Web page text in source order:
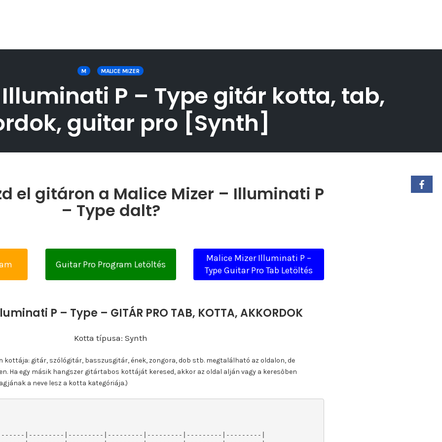
M MALICE MIZER
P – Type gitár kotta, tab,
guitar pro [Synth]
el gitáron a Malice Mizer – Illuminati P
– Type dalt?
Guitar Pro Program Letöltés
Malice Mizer Illuminati P –
Type Guitar Pro Tab Letöltés
P – Type – GITÁR PRO TAB, KOTTA, AKKORDOK
Kotta típusa: Synth
kottája: gitár, szólógitár, basszusgitár, ének, zongora, dob stb. megtalálható az oldalon, de
Ha egy másik hangszer gitártabos kottáját keresed, akkor az oldal alján vagy a keresőben
a neve lesz a kotta kategóriája.)